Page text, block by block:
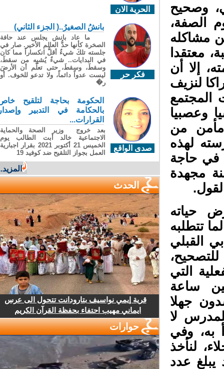
وصحيح
الصفة،
مشاكله
معتقدا
إلا أن
لنزيف
وعصبيا
من
لهذه
في حاجة
مجهدة
حياته
تتطلبه
القبلي
التي
ساعة
جهلا
لا
وفي
لنأخذ
عدد
الحرية الان
فكر حر
بانشُ الصغيرُ..( الجزء الثاني)
ما عاد بانش يجلس عند حافة
الصخرة كأنها حدُّ العالم الأخير. صار في
جلسته تلكَ شيءٌ أقلُّ انكساراً مما كان
في البدايات.. شيءٌ يُشبِه من سقطَ،
وسقطَ، وسقطَ، حتى تعلّم أن الأرضَ
ليست عدواً دائماً، ولا تدعو للخوف. أو
ر�
صدى الواقع
الحكومة بحاجة لتلقيح خاص
بالحكامة في التدبير وإصدار
القرارات...
بعد خروج وزير الصحة والحماية
الاجتماعية خالد أبت الطالب يوم
الخميس 21 أكتوبر 2021 بقرار اجبارية
العمل بجواز التلقيح ضد كوفيد 19
المزيد...
الحدث
قرية إيمي نواسيف بتارودانت تتحول الى عرس
ايماني مهيب احتفاء بحفظة القرآن الكريم
حوارات